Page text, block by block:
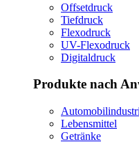
Offsetdruck
Tiefdruck
Flexodruck
UV-Flexodruck
Digitaldruck
Produkte nach
Lebensmittel
Getränke